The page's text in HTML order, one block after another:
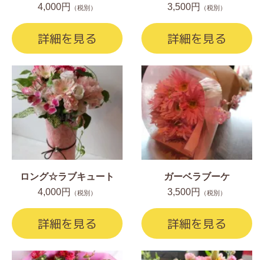
4,000円 （税別）
詳細を見る
3,500円 （税別）
詳細を見る
ロング☆ラブキュート
4,000円
（税別）
詳細を見る
ガーベラブーケ
3,500円
（税別）
詳細を見る